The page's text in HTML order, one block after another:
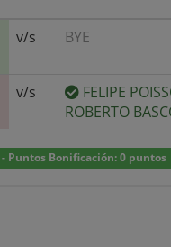
v/s BYE
v/s FELIPE
ROBERTO
- Puntos Bonificación: 0 puntos